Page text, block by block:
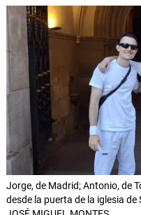
Jorge, de Madrid; Antonio, de
desde la puerta de la iglesia